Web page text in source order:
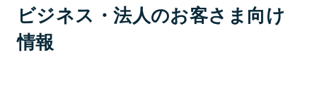
ビジネス・法人のお客さま向け
情報